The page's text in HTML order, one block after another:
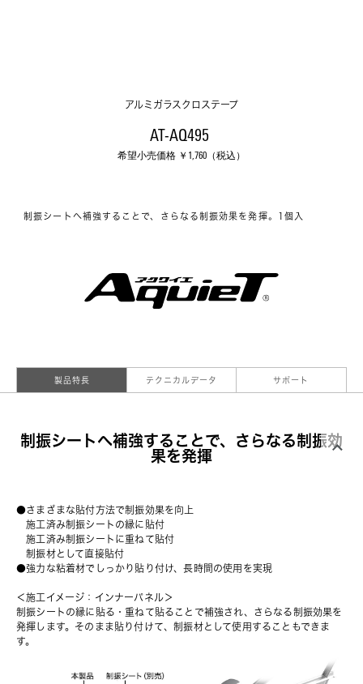
アルミガラスクロステープ
AT-AQ495
希望小売価格 ￥ 1,760 （税込）
制振シートへ補強することで、さらなる制振効果を発揮。1個入
製品特長 テクニカルデータ サポート
制振シートへ補強することで、さらなる制振効
果を発揮
●さまざまな貼付方法で制振効果を向上
施工済み制振シートの縁に貼付
施工済み制振シートに重ねて貼付
制振材として直接貼付
●強力な粘着材でしっかり貼り付け、長時間の使用を実現
＜施工イメージ：インナーパネル＞
制振シートの縁に貼る・重ねて貼ることで補強され、さらなる制振効果を
発揮します。そのまま貼り付けて、制振材として使用することもできま
す。